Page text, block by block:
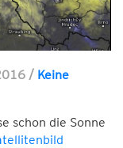
/ Keine
schon die Sonne